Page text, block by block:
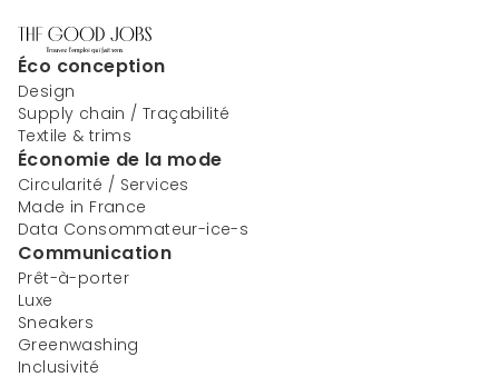
Éco conception
Design
Supply chain / Traçabilité
Textile & trims
Économie de la mode
Circularité / Services
Made in France
Data Consommateur-ice-s
Communication
Prêt-à-porter
Luxe
Sneakers
Greenwashing
Inclusivité